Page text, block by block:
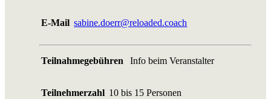
E-Mail sabine.doerr@reloaded.coach
Teilnahmegebühren Info beim Veranstalter
Teilnehmerzahl 10 bis 15 Personen